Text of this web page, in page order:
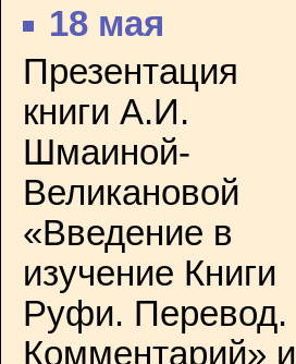
18 мая
Презентация
книги А.И.
Шмаиной-
Великановой
«Введение в
изучение Книги
Руфи. Перевод.
Комментарий» и